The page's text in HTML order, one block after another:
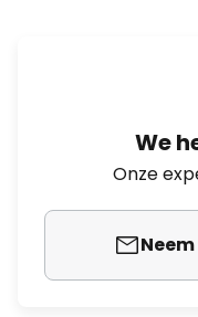
We
Onze